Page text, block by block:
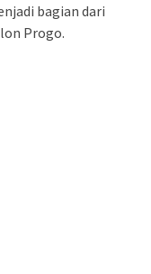
bagian dari
Progo.